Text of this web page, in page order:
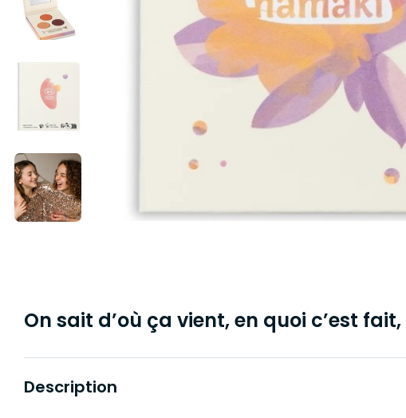
On sait d’où ça vient, en quoi c’est
Description